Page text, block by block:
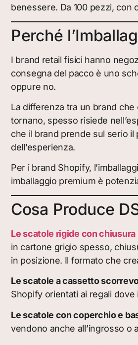
benessere. Da 100 pezzi, con
Perché
I brand retail fisici hanno
consegna del pacco è uno
oppure no.
La differenza tra un brand
tornano, spesso risiede
che il brand prende sul serio
dell’esperienza.
Per i brand Shopify,
imballaggio premium è
Cosa Produce
Le scatole rigide con
in cartone grigio spesso,
in posizione. Il formato che
Le scatole a cassetto
Shopify orientati ai regali
Le scatole con coperchio e
vendono anche all’ingrosso o